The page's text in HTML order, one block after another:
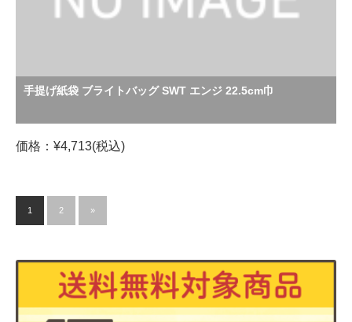
手提げ紙袋 ブライトバッグ SWT エンジ 22.5cm巾
価格：¥4,713(税込)
1 2 »